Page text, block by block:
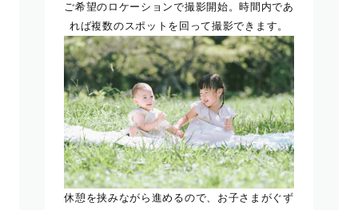
ご希望のロケーションで撮影開始。時間内であ
れば複数のスポットを回って撮影できます。
休憩を挟みながら進めるので、お子さまがぐず